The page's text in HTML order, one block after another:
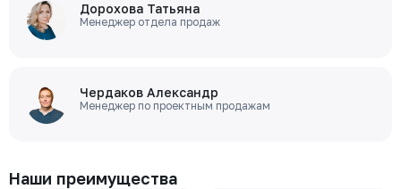
Дорохова Татьяна
Менеджер отдела продаж
Чердаков Александр
Менеджер по проектным продажам
Наши преимущества